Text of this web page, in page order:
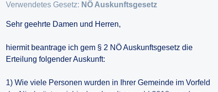
Verwendetes Gesetz: NÖ Auskunftsgesetz
Sehr geehrte Damen und Herren,
hiermit beantrage ich gem § 2 NÖ Auskunftsgesetz die
Erteilung folgender Auskunft:
1) Wie viele Personen wurden in Ihrer Gemeinde im Vorfeld